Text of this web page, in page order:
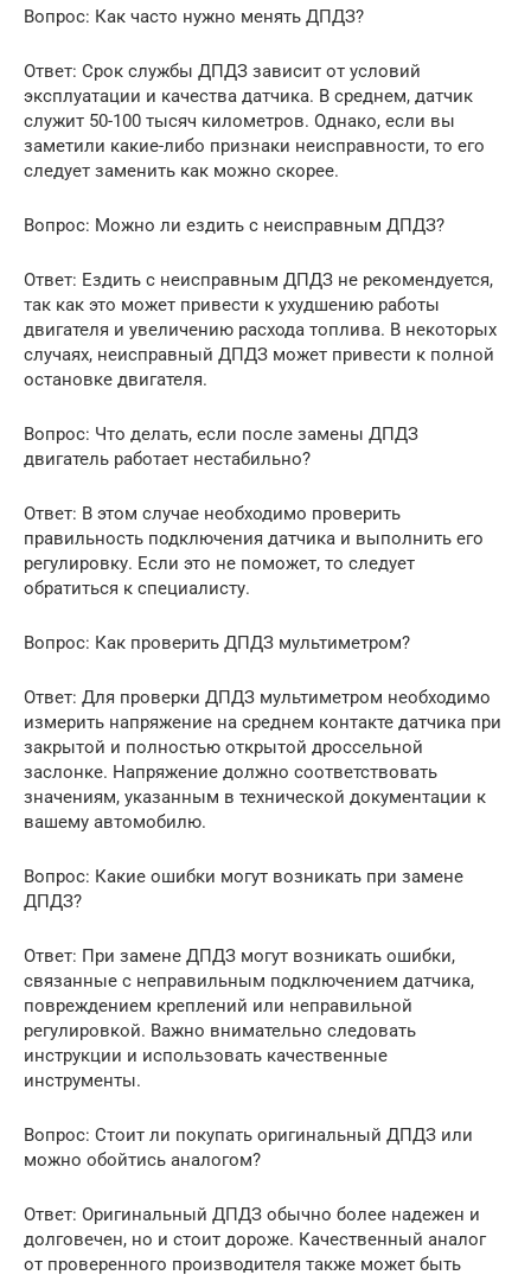
Вопрос: Как часто нужно менять ДПДЗ?
Ответ: Срок службы ДПДЗ зависит от условий
эксплуатации и качества датчика. В среднем, датчик
служит 50-100 тысяч километров. Однако, если вы
заметили какие-либо признаки неисправности, то его
следует заменить как можно скорее.
Вопрос: Можно ли ездить с неисправным ДПДЗ?
Ответ: Ездить с неисправным ДПДЗ не рекомендуется,
так как это может привести к ухудшению работы
двигателя и увеличению расхода топлива. В некоторых
случаях, неисправный ДПДЗ может привести к полной
остановке двигателя.
Вопрос: Что делать, если после замены ДПДЗ
двигатель работает нестабильно?
Ответ: В этом случае необходимо проверить
правильность подключения датчика и выполнить его
регулировку. Если это не поможет, то следует
обратиться к специалисту.
Вопрос: Как проверить ДПДЗ мультиметром?
Ответ: Для проверки ДПДЗ мультиметром необходимо
измерить напряжение на среднем контакте датчика при
закрытой и полностью открытой дроссельной
заслонке. Напряжение должно соответствовать
значениям, указанным в технической документации к
вашему автомобилю.
Вопрос: Какие ошибки могут возникать при замене
ДПДЗ?
Ответ: При замене ДПДЗ могут возникать ошибки,
связанные с неправильным подключением датчика,
повреждением креплений или неправильной
регулировкой. Важно внимательно следовать
инструкции и использовать качественные
инструменты.
Вопрос: Стоит ли покупать оригинальный ДПДЗ или
можно обойтись аналогом?
Ответ: Оригинальный ДПДЗ обычно более надежен и
долговечен, но и стоит дороже. Качественный аналог
от проверенного производителя также может быть